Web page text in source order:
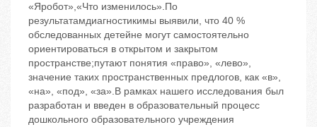
«Яробот»,«Что изменилось».По
результатамдиагностикимы выявили, что 40 %
обследованных детейне могут самостоятельно
ориентироваться в открытом и закрытом
пространстве;путают понятия «право», «лево»,
значение таких пространственных предлогов, как «в»,
«на», «под», «за».В рамках нашего исследования был
разработан и введен в образовательный процесс
дошкольного образовательного учреждения